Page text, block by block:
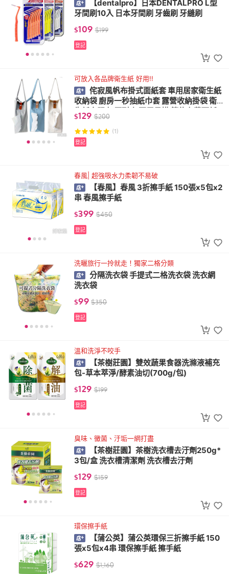
【dentalpro】日本DENTALPRO L型
牙間刷10入 日本牙間刷 牙齒刷 牙縫刷
$109 $199
登記
可放入各品牌衛生紙 好用!!
侘寂風帆布掛式面紙套 車用居家衛生紙
收納袋 廚房一秒抽紙巾套 露營收納掛袋 衛
生紙衣服 加厚耐磨 兩用吊掛 簡約布藝面紙
$129 $200
(1)
登記
春風| 超強吸水力柔韌不易破
【春風】春風 3折擦手紙 150張x5包x2
串 春風擦手紙
$399 $450
登記
洗曬旅行一拎就走！獨家二格分類
分隔洗衣袋 手提式二格洗衣袋 洗衣網
洗衣袋
$99 $350
登記
溫和洗淨不咬手
【茶樹莊園】雙效蔬果食器洗滌液補充
包-草本萃淨/酵素油切(700g/包)
$129 $199
登記
臭味、黴菌、汙垢一網打盡
【茶樹莊園】茶樹洗衣槽去汙劑250g*
3包/盒 洗衣槽清潔劑 洗衣槽去汙劑
$129 $159
登記
環保擦手紙
【蒲公英】蒲公英環保三折擦手紙 150
張x5包x4串 環保擦手紙 擦手紙
$629 $1,160